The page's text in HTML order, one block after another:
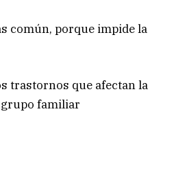
común, porque impide la
trastornos que afectan la
grupo familiar